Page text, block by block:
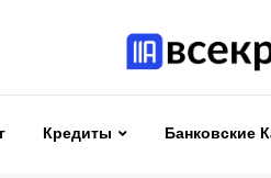
Кредиты Банковские